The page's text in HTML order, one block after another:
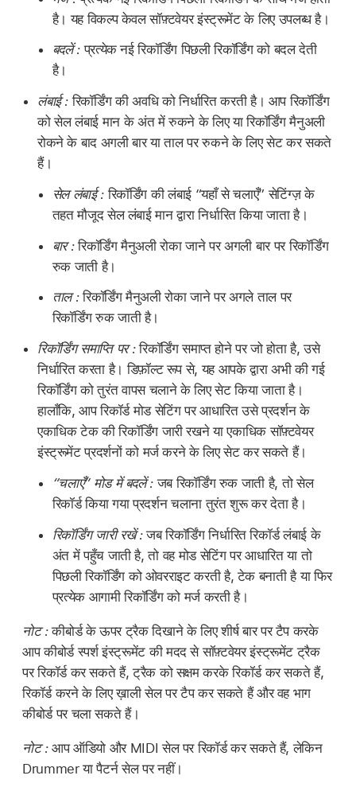
है। यह विकल्प केवल सॉफ़्टवेयर इंस्ट्रूमेंट के लिए उपलब्ध है।
बदलें :प्रत्येक नई रिकॉर्डिंग पिछली रिकॉर्डिंग को बदल देती
है।
लंबाई :रिकॉर्डिंग की अवधि को निर्धारित करती है। आप रिकॉर्डिंग
को सेल लंबाई मान के अंत में रुकने के लिए या रिकॉर्डिंग मैनुअली
रोकने के बाद अगली बार या ताल पर रुकने के लिए सेट कर सकते
हैं।
सेल लंबाई :रिकॉर्डिंग की लंबाई “यहाँ से चलाएँ” सेटिंग्ज़ के
तहत मौजूद सेल लंबाई मान द्वारा निर्धारित किया जाता है।
बार :रिकॉर्डिंग मैनुअली रोका जाने पर अगली बार पर रिकॉर्डिंग
रुक जाती है।
ताल :रिकॉर्डिंग मैनुअली रोका जाने पर अगले ताल पर
रिकॉर्डिंग रुक जाती है।
रिकॉर्डिंग समाप्ति पर :रिकॉर्डिंग समाप्त होने पर जो होता है, उसे
निर्धारित करता है। डिफ़ॉल्ट रूप से, यह आपके द्वारा अभी की गई
रिकॉर्डिंग को तुरंत वापस चलाने के लिए सेट किया जाता है।
हालाँकि, आप रिकॉर्ड मोड सेटिंग पर आधारित उसे प्रदर्शन के
एकाधिक टेक की रिकॉर्डिंग जारी रखने या एकाधिक सॉफ़्टवेयर
इंस्ट्रूमेंट प्रदर्शनों को मर्ज करने के लिए सेट कर सकते हैं।
“चलाएँ” मोड में बदलें :जब रिकॉर्डिंग रुक जाती है, तो सेल
रिकॉर्ड किया गया प्रदर्शन चलाना तुरंत शुरू कर देता है।
रिकॉर्डिंग जारी रखें :जब रिकॉर्डिंग निर्धारित रिकॉर्ड लंबाई के
अंत में पहुँच जाती है, तो वह मोड सेटिंग पर आधारित या तो
पिछली रिकॉर्डिंग को ओवरराइट करती है, टेक बनाती है या फिर
प्रत्येक आगामी रिकॉर्डिंग को मर्ज करती है।
नोट :कीबोर्ड के ऊपर ट्रैक दिखाने के लिए शीर्ष बार पर टैप करके
आप कीबोर्ड स्पर्श इंस्ट्रूमेंट की मदद से सॉफ़्टवेयर इंस्ट्रूमेंट ट्रैक
पर रिकॉर्ड कर सकते हैं, ट्रैक को सक्षम करके रिकॉर्ड कर सकते हैं,
रिकॉर्ड करने के लिए ख़ाली सेल पर टैप कर सकते हैं और वह भाग
कीबोर्ड पर चला सकते हैं।
नोट :आप ऑडियो और MIDI सेल पर रिकॉर्ड कर सकते हैं, लेकिन
Drummer या पैटर्न सेल पर नहीं।